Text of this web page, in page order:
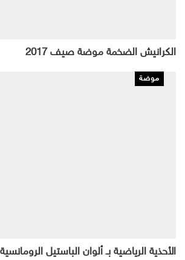
الكرانيش الضخمة موضة صيف 2017
موضة
الأحذية الرياضية بـ ألوان الباستيل الرومانسية